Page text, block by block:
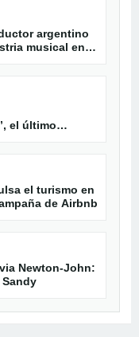
argentino
musical en
el último
el turismo en
de Airbnb
Newton-John: